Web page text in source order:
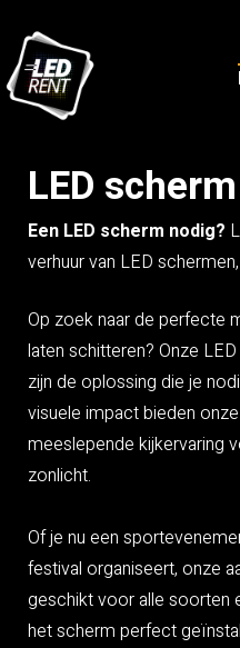
LED
Een LED scherm nodig?
verhuur van LED
Op zoek naar de perfecte
laten schitteren? Onze
zijn de oplossing die je
visuele impact bieden
meeslepende kijkervaring
zonlicht.
Of je nu een
festival organiseert, onze
geschikt voor alle soorten
het scherm perfect